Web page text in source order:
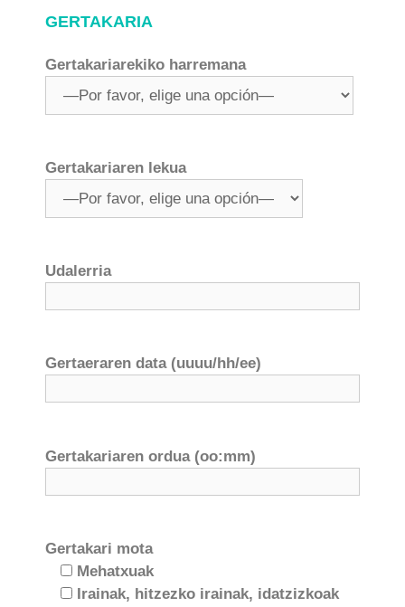
GERTAKARIA
Gertakariarekiko harremana
Gertakariaren lekua
Udalerria
Gertaeraren data (uuuu/hh/ee)
Gertakariaren ordua (oo:mm)
Gertakari mota
Mehatxuak
Irainak, hitzezko irainak, idatzizkoak